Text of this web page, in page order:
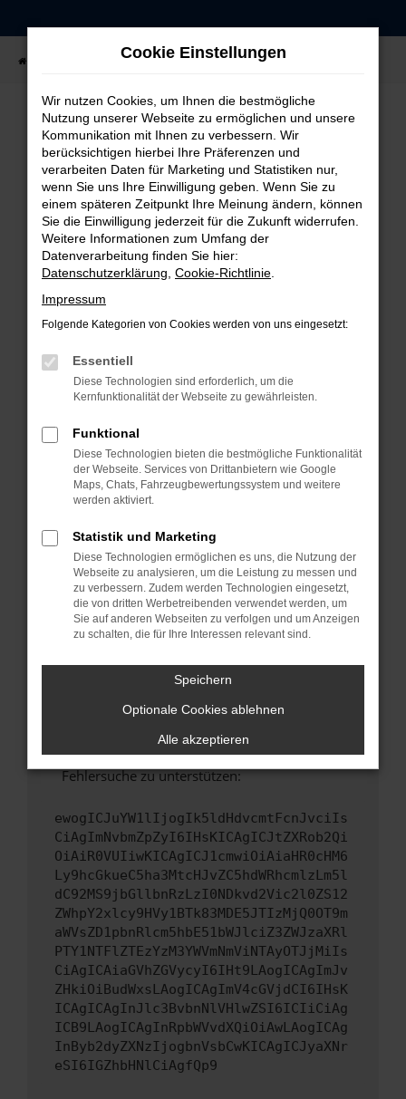
Zum
springen
Fahrzeugangebote Fahrzeug-Showroom
FEHLER: NETWORK ERROR
Beim Laden ist ein Fehler aufgetreten.
Hier sind ein paar Tipps, die dir helfen können:
Überprüfe deine Firewall und deine
Internetverbindung.
Suchmaschine?
Manche Erweiterungen, wie Werbeblocker,
können das Laden bestimmter Seiten
verhindern. Funktioniert die Seite in einem
Fenster?
Starte dein Gerät neu.
Das kann manchmal helfen, vorübergehende
Probleme zu beheben.
Stelle sicher, dass dein Browser und dein
Betriebssystem auf dem neuesten Stand
sind.
Veraltete Software birgt nicht nur ein
Sicherheitsrisiko, sondern kann auch dazu
führen, dass bestimmte Funktionen nicht mehr
Wende dich an den Webseitenbetreiber.
hast, kontaktiere uns bitte. Wir werden
versuchen, das Problem zu beheben. Du kannst
uns diesen Text schicken, um uns bei der
Fehlersuche zu unterstützen:
ewogICJuYW1lIjogIk5ldHdvcmtFcnJvciIs
CiAgImNvbmZpZyI6IHsKICAgICJtZXRob2Qi
OiAiR0VUIiwKICAgICJ1cmwiOiAiaHR0cHM6
Ly9hcGkueC5ha3MtcHJvZC5hdWRhcmlzLm5l
dC92MS9jbGllbnRzLzI0NDkvd2Vic2l0ZS12
ZWhpY2xlcy9HVy1BTk83MDE5JTIzMjQ0OT9m
aWVsZD1pbnRlcm5hbE51bWJlciZ3ZWJzaXRl
PTY1NTFlZTEzYzM3YWVmNmViNTAyOTJjMiIs
CiAgICAiaGVhZGVycyI6IHt9LAogICAgImJv
ZHkiOiBudWxsLAogICAgImV4cGVjdCI6IHsK
ICAgICAgInJlc3BvbnNlVHlwZSI6ICIiCiAg
ICB9LAogICAgInRpbWVvdXQiOiAwLAogICAg
InByb2dyZXNzIjogbnVsbCwKICAgICJyaXNr
eSI6IGZhbHNlCiAgfQp9
Cookie Einstellungen
Wir nutzen Cookies, um Ihnen die bestmögliche
Nutzung unserer Webseite zu ermöglichen und unsere
Kommunikation mit Ihnen zu verbessern. Wir
berücksichtigen hierbei Ihre Präferenzen und
verarbeiten Daten für Marketing und Statistiken nur,
wenn Sie uns Ihre Einwilligung geben. Wenn Sie zu
einem späteren Zeitpunkt Ihre Meinung ändern, können
Sie die Einwilligung jederzeit für die Zukunft widerrufen.
Weitere Informationen zum Umfang der
Datenverarbeitung finden Sie hier:
Datenschutzerklärung Cookie-Richtlinie
Impressum
Folgende Kategorien von Cookies werden von uns eingesetzt:
Essentiell
Diese Technologien sind erforderlich, um die
Kernfunktionalität der Webseite zu gewährleisten.
Funktional
Diese Technologien bieten die bestmögliche Funktionalität
der Webseite. Services von Drittanbietern wie Google
Maps, Chats, Fahrzeugbewertungssystem und weitere
werden aktiviert.
Statistik und Marketing
Diese Technologien ermöglichen es uns, die Nutzung der
Webseite zu analysieren, um die Leistung zu messen und
zu verbessern. Zudem werden Technologien eingesetzt,
die von dritten Werbetreibenden verwendet werden, um
Sie auf anderen Webseiten zu verfolgen und um Anzeigen
zu schalten, die für Ihre Interessen relevant sind.
Speichern
Optionale Cookies ablehnen
Alle akzeptieren